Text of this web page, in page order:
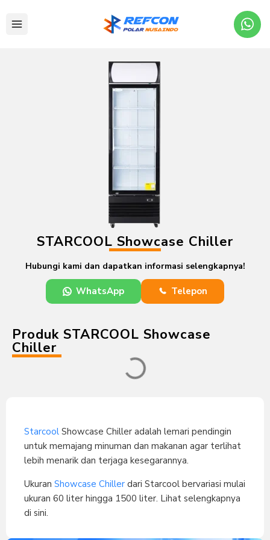
STARCOOL Showcase Chiller
Hubungi kami dan dapatkan informasi selengkapnya!
WhatsApp Telepon
Produk STARCOOL Showcase
Chiller
Starcool Showcase Chiller adalah lemari pendingin
untuk memajang minuman dan makanan agar terlihat
lebih menarik dan terjaga kesegarannya.
Ukuran Showcase Chiller dari Starcool bervariasi mulai
ukuran 60 liter hingga 1500 liter. Lihat selengkapnya
di sini.